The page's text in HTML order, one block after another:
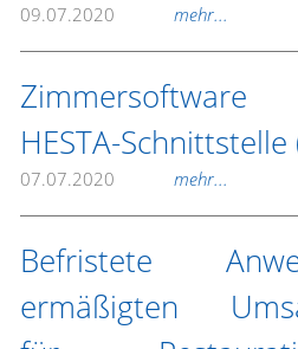
09.07.2020 mehr...
HESTA-Schnittstelle
07.07.2020 mehr...
Befristete
ermäßigten